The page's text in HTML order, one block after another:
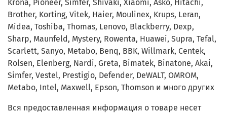
Krona, Pioneer, Simfer, Shivaki, Xiaomi, Asko, Hitachi,
Brother, Korting, Vitek, Haier, Moulinex, Krups, Leran,
Midea, Toshiba, Thomas, Lenovo, Blackberry, Dexp,
Sharp, Maunfeld, Mystery, Rowenta, Huawei, Supra, Tefal,
Scarlett, Sanyo, Metabo, Benq, BBK, Willmark, Centek,
Rolsen, Elenberg, Nardi, Greta, Bimatek, Binatone, Akai,
Simfer, Vestel, Prestigio, Defender, DeWALT, OMROM,
Metabo, Intel, Maxwell, Epson, Thomson и много других
Вся предоставленная информация о товаре несет